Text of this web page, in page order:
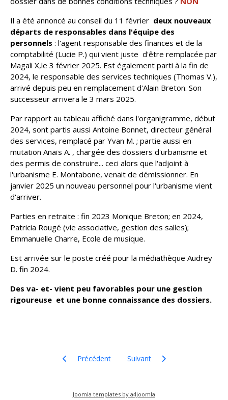
Il a été annoncé au conseil du 11 février deux nouveaux
départs de responsables dans l'équipe des
personnels : l'agent responsable des finances et de la
comptabilité (Lucie P.) qui vient juste d'être remplacée par
Magali X,le 3 février 2025. Est également parti à la fin de
2024, le responsable des services techniques (Thomas V.),
arrivé depuis peu en remplacement d'Alain Breton. Son
successeur arrivera le 3 mars 2025.
Par rapport au tableau affiché dans l'organigramme, début
2024, sont partis aussi Antoine Bonnet, directeur général
des services, remplacé par Yvan M. ; partie aussi en
mutation Anaïs A. , chargée des dossiers d'urbanisme et
des permis de construire... ceci alors que l'adjoint à
l'urbanisme E. Montabone, venait de démissionner. En
janvier 2025 un nouveau personnel pour l'urbanisme vient
d'arriver.
Parties en retraite : fin 2023 Monique Breton; en 2024,
Patricia Rougé (vie associative, gestion des salles);
Emmanuelle Charre, Ecole de musique.
Est arrivée sur le poste créé pour la médiathèque Audrey
D. fin 2024.
Des va- et- vient peu favorables pour une gestion
rigoureuse et une bonne connaissance des dossiers.
Article précédent : Réunion publique-2024- 6 -13-
Précédent Article suivant : SCOT-
Suivant
Joomla templates by a4joomla